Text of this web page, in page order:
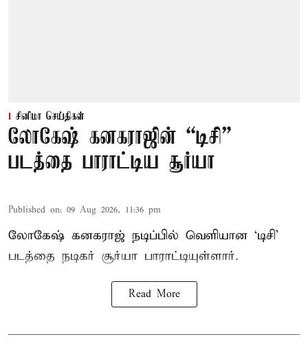
சினிமா செய்திகள்
லோகேஷ் கனகராஜின் “டிசி”
படத்தை பாராட்டிய சூர்யா
Published on: 09 Aug 2026, 11:36 pm
லோகேஷ் கனகராஜ் நடிப்பில் வெளியான ‘டிசி’
படத்தை நடிகர் சூர்யா பாராட்டியுள்ளார்.
Read More